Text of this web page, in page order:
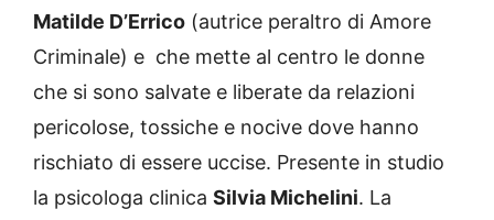
Matilde D’Errico (autrice peraltro di Amore
Criminale) e che mette al centro le donne
che si sono salvate e liberate da relazioni
pericolose, tossiche e nocive dove hanno
rischiato di essere uccise. Presente in studio
la psicologa clinica Silvia Michelini. La